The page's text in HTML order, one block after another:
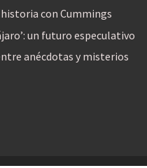
historia con Cummings
un futuro especulativo
anécdotas y misterios